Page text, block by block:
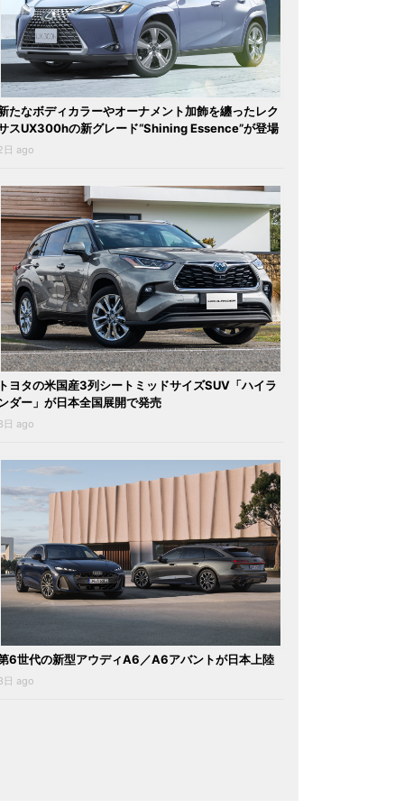
たなボディカラーやオーナメント加飾を纏ったレク
スUX300hの新グレード“Shining Essence”が登場
日 ago
ヨタの米国産3列シートミッドサイズSUV「ハイラ
ダー」が日本全国展開で発売
日 ago
6世代の新型アウディA6／A6アバントが日本上陸
日 ago